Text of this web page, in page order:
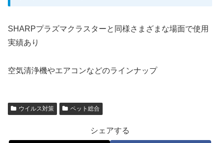
SHARPプラズマクラスターと同様さまざまな場面で使用
実績あり
空気清浄機やエアコンなどのラインナップ
ウイルス対策 ペット総合
シェアする